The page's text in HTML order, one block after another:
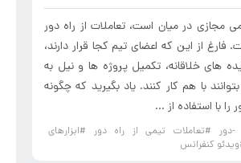
مجازی در میان است، تعاملات از راه دور
فارغ از این که اعضای تیم کجا قرار دارند،
های خلاقانه، تکمیل پروژه‌ ها و نیل به
با هم کار کنند. یاد بگیرید که چگونه
را با استفاده از ...
-دور #تعاملات تیمی از راه دور
#ابزارهای
کنفرانس